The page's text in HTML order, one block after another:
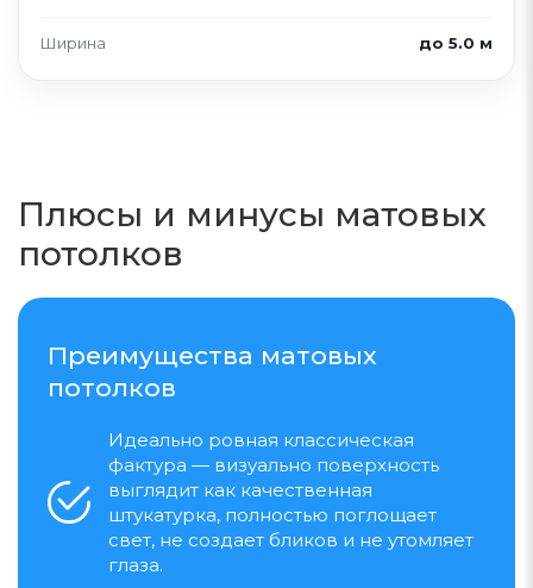
Ширина до 5.0 м
Плюсы и минусы матовых
потолков
Преимущества матовых
потолков
Идеально ровная классическая
фактура — визуально поверхность
выглядит как качественная
штукатурка, полностью поглощает
свет, не создает бликов и не утомляет
глаза.